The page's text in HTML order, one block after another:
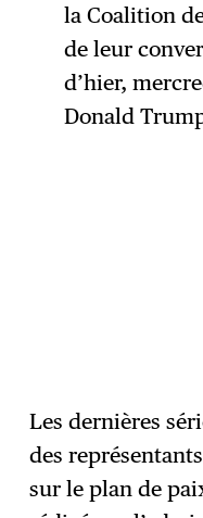
la Coalition
de leur
d’hier,
Donald
Les dernières
des
sur le plan de